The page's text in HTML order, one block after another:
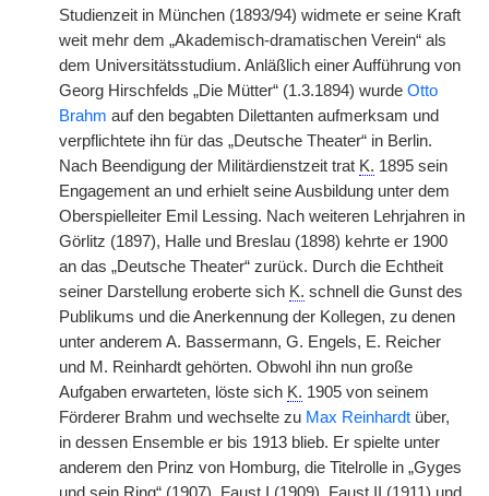
Studienzeit in München (1893/94) widmete er seine Kraft
weit mehr dem „Akademisch-dramatischen Verein“ als
dem Universitätsstudium. Anläßlich einer Aufführung von
Georg Hirschfelds „Die Mütter“ (1.3.1894) wurde Otto
Brahm auf den begabten Dilettanten aufmerksam und
verpflichtete ihn für das „Deutsche Theater“ in Berlin.
Nach Beendigung der Militärdienstzeit trat K. 1895 sein
Engagement an und erhielt seine Ausbildung unter dem
Oberspielleiter Emil Lessing. Nach weiteren Lehrjahren in
Görlitz (1897), Halle und Breslau (1898) kehrte er 1900
an das „Deutsche Theater“ zurück. Durch die Echtheit
seiner Darstellung eroberte sich K. schnell die Gunst des
Publikums und die Anerkennung der Kollegen, zu denen
unter anderem A. Bassermann, G. Engels, E. Reicher
und M. Reinhardt gehörten. Obwohl ihn nun große
Aufgaben erwarteten, löste sich K. 1905 von seinem
Förderer Brahm und wechselte zu Max Reinhardt über,
in dessen Ensemble er bis 1913 blieb. Er spielte unter
anderem den Prinz von Homburg, die Titelrolle in „Gyges